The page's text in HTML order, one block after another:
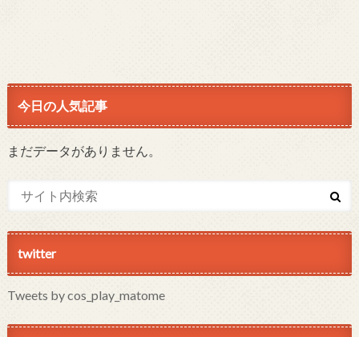
今日の人気記事
まだデータがありません。
twitter
Tweets by cos_play_matome